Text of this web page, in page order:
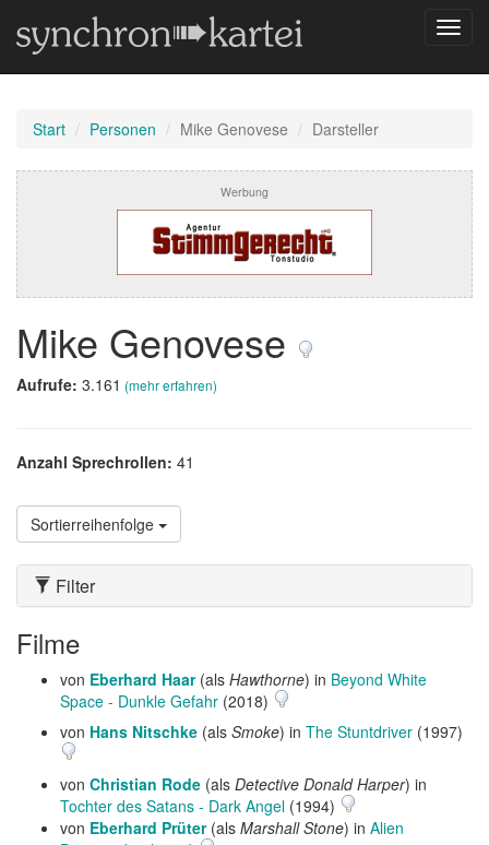
Start Personen Mike Genovese Darsteller
Werbung
Mike Genovese
Aufrufe: 3.161 (mehr erfahren)
Anzahl Sprechrollen: 41
Sortierreihenfolge
Filter
Filme
von Eberhard Haar(als Hawthorne) in Beyond White
Space - Dunkle Gefahr (2018)
von Hans Nitschke (als Smoke) in The Stuntdriver (1997)
von Christian Rode (als Detective Donald Harper) in
Tochter des Satans - Dark Angel (1994)
von Eberhard Prüter(als Marshall Stone) in Alien